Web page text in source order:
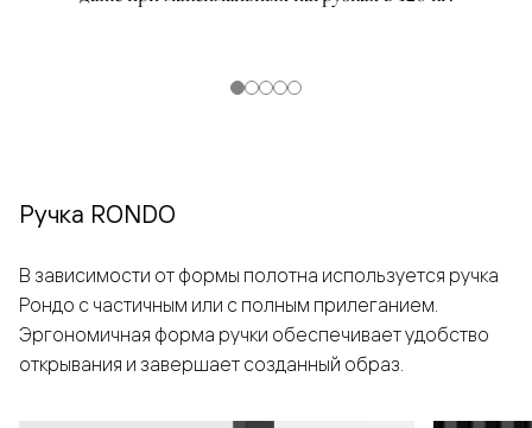
Ручка RONDO
В зависимости от формы полотна используется ручка
Рондо с частичным или с полным прилеганием.
Эргономичная форма ручки обеспечивает удобство
открывания и завершает созданный образ.